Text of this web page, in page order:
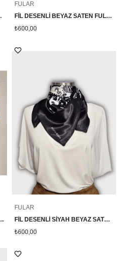
FULAR
FULAR
FİL DESENLİ BEYAZ SATEN FULAR
₺600,00
İPEK SATEN FULAR
FULAR
FİL DESENLİ SİYAH BEYAZ SATEN FULAR
₺600,00